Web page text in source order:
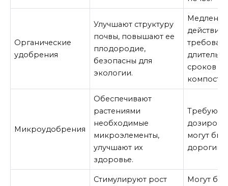
Органические
удобрения
Улучшают структуру
почвы, повышают ее
плодородие,
безопасны для
экологии.
действие,
требовать
сроков
Микроудобрения
Обеспечивают
растениями
необходимые
микроэлементы,
улучшают их
здоровье.
Требуют
могут
Стимулируют рост
Могут